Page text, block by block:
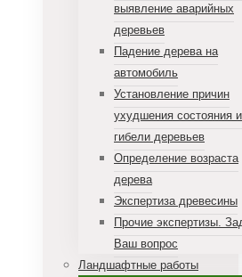
выявление аварийных
деревьев
Падение дерева на
автомобиль
Установление причин
ухудшения состояния и
гибели деревьев
Определение возраста
дерева
Экспертиза древесины
Прочие экспертизы.
Ваш вопрос
Ландшафтные работы